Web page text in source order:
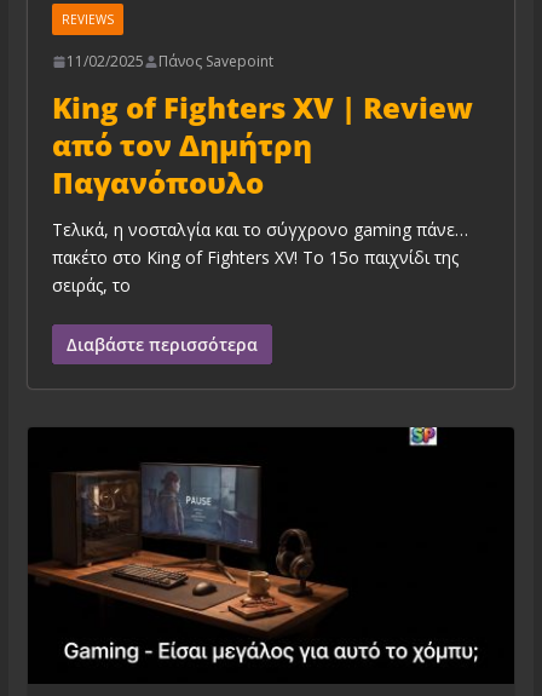
REVIEWS
11/02/2025 Πάνος Savepoint
King of Fighters XV | Review
από τον Δημήτρη
Παγανόπουλο
Τελικά, η νοσταλγία και το σύγχρονο gaming πάνε…
πακέτο στο King of Fighters XV! Το 15ο παιχνίδι της
σειράς, το
Διαβάστε περισσότερα